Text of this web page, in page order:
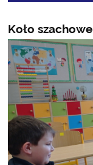
Koło szachowe